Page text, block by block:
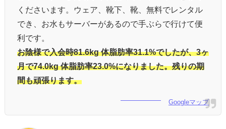
くださいます。ウェア、靴下、靴、無料でレンタル
でき、お水もサーバーがあるので手ぶらで行けて便
利です。
お陰様で入会時81.6kg 体脂肪率31.1%でしたが、3ヶ
月で74.0kg 体脂肪率23.0%になりました。残りの期
間も頑張ります。
Googleマップ